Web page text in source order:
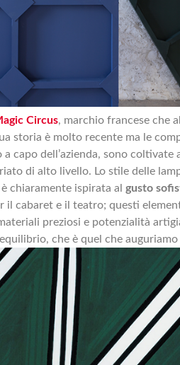
Circus, marchio francese che
storia è molto recente ma le
a capo dell’azienda, sono
di alto livello. Lo stile delle
chiaramente ispirata al gusto
il cabaret e il teatro; questi
preziosi e potenzialità
che è quel che